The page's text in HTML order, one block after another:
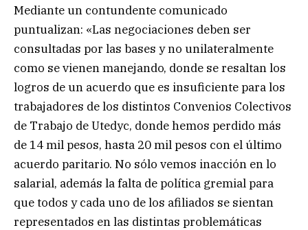
Mediante un contundente comunicado
puntualizan: «Las negociaciones deben ser
consultadas por las bases y no unilateralmente
como se vienen manejando, donde se resaltan los
logros de un acuerdo que es insuficiente para los
trabajadores de los distintos Convenios Colectivos
de Trabajo de Utedyc, donde hemos perdido más
de 14 mil pesos, hasta 20 mil pesos con el último
acuerdo paritario. No sólo vemos inacción en lo
salarial, además la falta de política gremial para
que todos y cada uno de los afiliados se sientan
representados en las distintas problemáticas